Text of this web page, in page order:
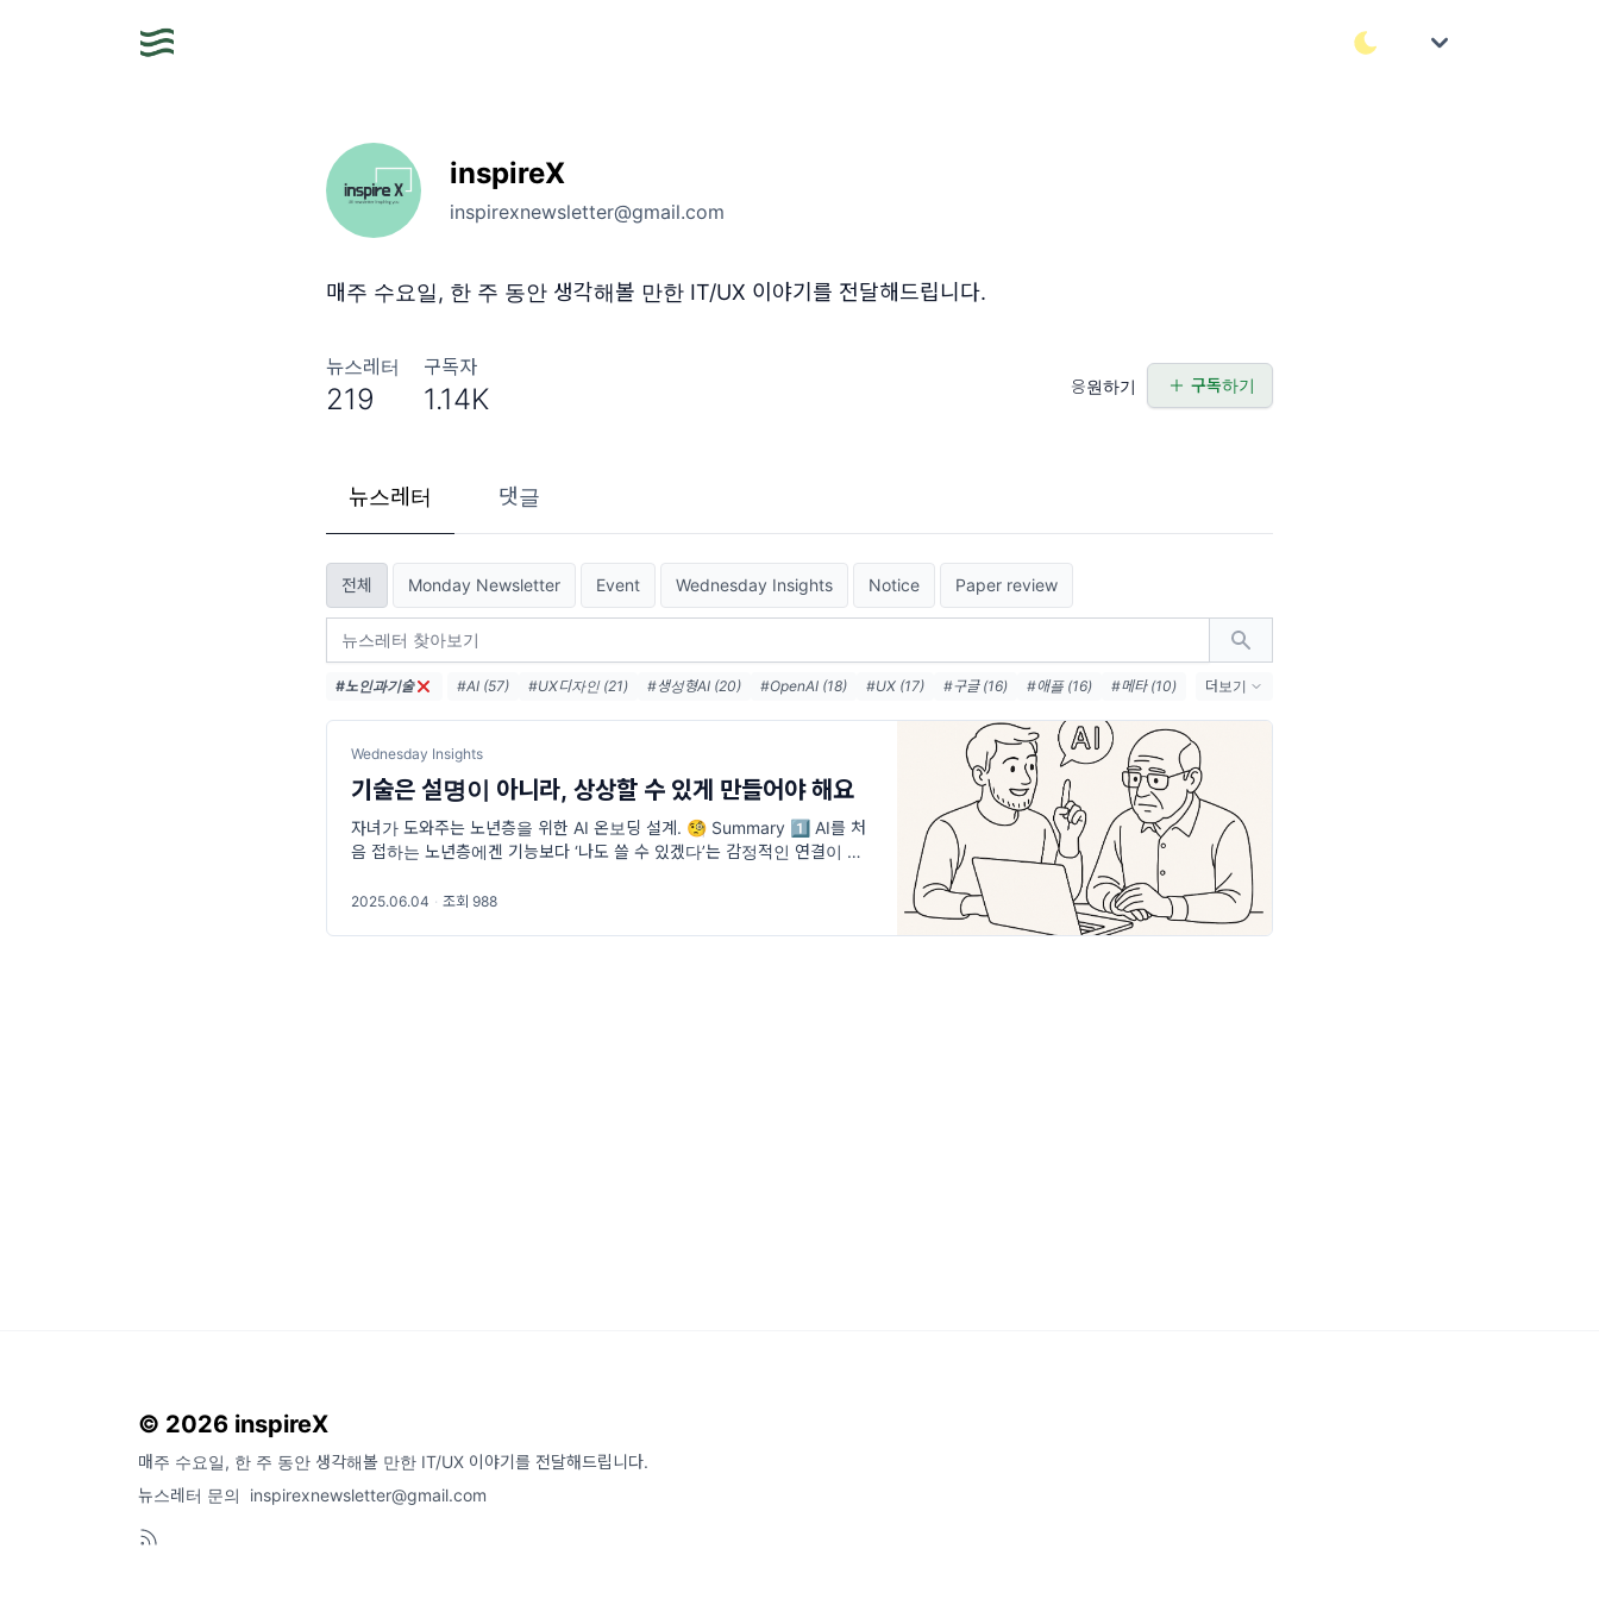
inspireX
inspirexnewsletter@gmail.com
매주 수요일, 한 주 동안 생각해볼 만한 IT/UX 이야기를 전달해드립니다.
뉴스레터
219
구독자
1.14K 응원하기 구독하기
뉴스레터 댓글
전체 Monday Newsletter Event Wednesday Insights Notice Paper review
#노인과기술 #AI (57) #UX디자인 (21) #생성형AI (20) #OpenAI (18) #UX (17) #구글 (16) #애플 (16)
#메타 (10)
더보기
Wednesday Insights
기술은 설명이 아니라, 상상할 수 있게 만들어야 해요
자녀가 도와주는 노년층을 위한 AI 온보딩 설계. 🧐 Summary 1️⃣ AI를 처
음 접하는 노년층에겐 기능보다 ‘나도 쓸 수 있겠다’는 감정적인 연결이 더
2025.06.04 · 조회 988
© 2026 inspireX
매주 수요일, 한 주 동안 생각해볼 만한 IT/UX 이야기를 전달해드립니다.
뉴스레터 문의
inspirexnewsletter@gmail.com